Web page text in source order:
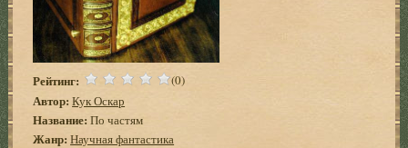
Рейтинг: (0)
Автор: Кук Оскар
Название: По частям
Жанр: Научная фантастика